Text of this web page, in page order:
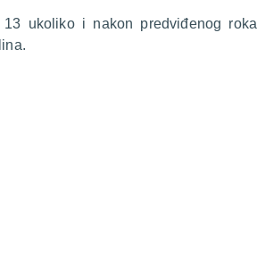
ukoliko i nakon predviđenog roka